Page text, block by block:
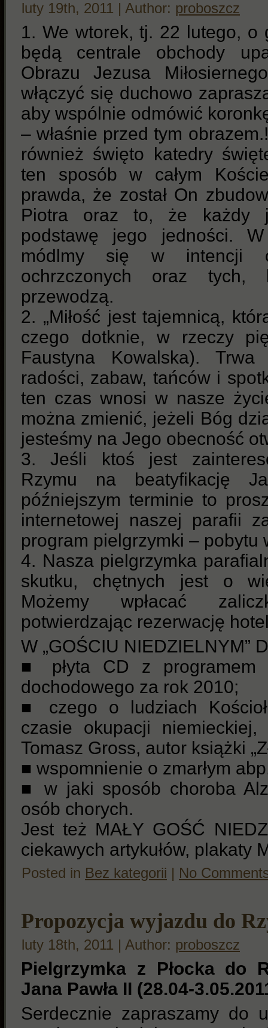
luty 19th, 2011 | Author: proboszcz
1. We wtorek, tj. 22 lutego, o
będą centrale obchody
Obrazu Jezusa
włączyć się duchowo
aby wspólnie odmówić
– właśnie przed tym
również święto katedry
ten sposób w całym
prawda, że został On
Piotra oraz to, że każdy
podstawę jego jedności.
módlmy się w intencji
ochrzczonych oraz tych,
przewodzą.
2. „Miłość jest tajemnicą,
czego dotknie, w rzeczy
Faustyna Kowalska).
radości, zabaw, tańców i
ten czas wnosi w nasze
można zmienić, jeżeli Bóg
jesteśmy na Jego obecność
3. Jeśli ktoś jest
Rzymu na beatyfikację
późniejszym terminie to
internetowej naszej parafii
program pielgrzymki – pobytu
4. Nasza pielgrzymka
skutku, chętnych jest o
Możemy wpłacać
potwierdzając rezerwację
W „GOŚCIU NIEDZIELNYM”
■ płyta CD z programem
dochodowego za rok 2010;
■ czego o ludziach
czasie okupacji
Tomasz Gross, autor książki
■ wspomnienie o zmarłym
■ w jaki sposób choroba
osób chorych.
Jest też MAŁY GOŚĆ
ciekawych artykułów, plakaty
Posted in Bez kategorii | No
Propozycja wyjazdu do
luty 18th, 2011 | Author: proboszcz
Pielgrzymka z Płocka do
Jana Pawła II (28.04-
Serdecznie zapraszamy do